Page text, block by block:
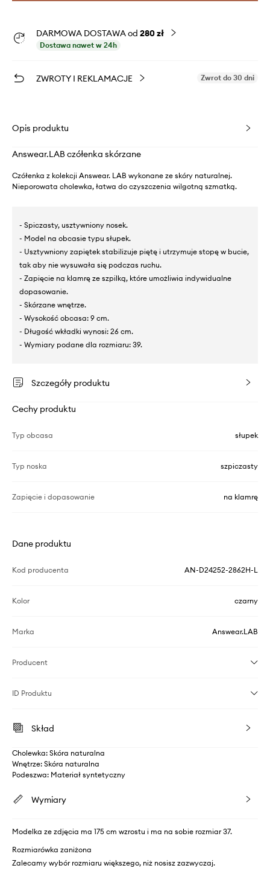
DARMOWA DOSTAWA od 280 zł
Dostawa nawet w 24h
ZWROTY I REKLAMACJE Zwrot do 30 dni
Opis produktu
Answear.LAB czółenka skórzane
Czółenka z kolekcji Answear. LAB wykonane ze skóry naturalnej.
Nieporowata cholewka, łatwa do czyszczenia wilgotną szmatką.
- Spiczasty, usztywniony nosek.
- Model na obcasie typu słupek.
- Usztywniony zapiętek stabilizuje piętę i utrzymuje stopę w bucie,
tak aby nie wysuwała się podczas ruchu.
- Zapięcie na klamrę ze szpilką, które umożliwia indywidualne
dopasowanie.
- Skórzane wnętrze.
- Wysokość obcasa: 9 cm.
- Długość wkładki wynosi: 26 cm.
- Wymiary podane dla rozmiaru: 39.
Szczegóły produktu
Cechy produktu
Typ obcasa słupek
Typ noska szpiczasty
Zapięcie i dopasowanie na klamrę
Dane produktu
Kod producenta AN-D24252-2862H-L
Kolor czarny
Marka Answear.LAB
Producent
ID Produktu
Skład
Cholewka: Skóra naturalna
Wnętrze: Skóra naturalna
Podeszwa: Materiał syntetyczny
Wymiary
Modelka ze zdjęcia ma 175 cm wzrostu i ma na sobie rozmiar 37.
Rozmiarówka zaniżona
Zalecamy wybór rozmiaru większego, niż nosisz zazwyczaj.